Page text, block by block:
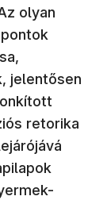
olyan
jelentősen
retorika